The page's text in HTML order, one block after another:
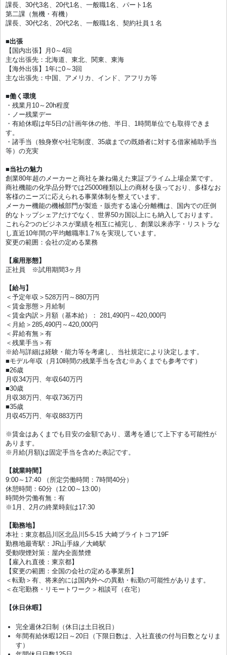
課長、30代3名、20代1名、一般職1名、パート1名
第二課（無機・有機）
課長、30代2名、20代2名、一般職1名、契約社員１名
■出張
【国内出張】月0～4回
主な出張先：北海道、東北、関東、東海
【海外出張】1年に0～3回
主な出張先：中国、アメリカ、インド、アフリカ等
■働く環境
・残業月10～20h程度
・ノー残業デー
・有給休暇は年5日の計画年休の他、半日、1時間単位でも取得できま
す。
・諸手当（独身寮や社宅制度、35歳までの既婚者に対する借家補助手当
等）の充実
■当社の魅力
創業80年超のメーカーと商社を兼ね備えた東証プライム上場企業です。
商社機能の化学品分野では25000種類以上の商材を扱っており、多様なお
客様のニーズに応えられる事業体制を整えています。
メーカー機能の機械部門が製造・販売する遠心分離機は、国内での圧倒
的なトップシェアだけでなく、世界50カ国以上にも納入しております。
これら2つのビジネスが業績を相互に補完し、創業以来赤字・リストラな
し直近10年間の平均離職率1.7％を実現しています。
変更の範囲：会社の定める業務
【雇用形態】
正社員 ※試用期間3ヶ月
【給与】
＜予定年収＞528万円～880万円
＜賃金形態＞月給制
＜賃金内訳＞月額（基本給）： 281,490円～420,000円
＜月給＞285,490円～420,000円
＜昇給有無＞有
＜残業手当＞有
※給与詳細は経験・能力等を考慮し、当社規定により決定します。
■モデル年収（月10時間の残業手当を含む※あくまでも参考です）
■26歳
月収34万円、年収640万円
■30歳
月収38万円、年収736万円
■35歳
月収45万円、年収883万円
※賃金はあくまでも目安の金額であり、選考を通じて上下する可能性が
あります。
※月給(月額)は固定手当を含めた表記です。
【就業時間】
9:00～17:40 （所定労働時間：7時間40分）
休憩時間：60分（12:00～13:00）
時間外労働有無：有
※1月、2月の終業時刻は17:30
【勤務地】
本社：東京都品川区北品川5-5-15 大崎ブライトコア19F
勤務地最寄駅：JR山手線／大崎駅
受動喫煙対策：屋内全面禁煙
【雇入れ直後：東京都】
【変更の範囲：全国の会社の定める事業所】
＜転勤＞有、将来的には国内外への異動・転勤の可能性があります。
＜在宅勤務・リモートワーク＞相談可（在宅）
【休日休暇】
完全週休2日制（休日は土日祝日）
年間有給休暇12日～20日（下限日数は、入社直後の付与日数となりま
す）